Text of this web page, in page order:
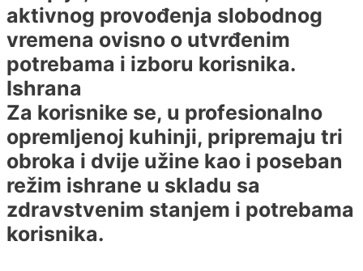
aktivnog provođenja slobodnog
vremena ovisno o utvrđenim
potrebama i izboru korisnika.
Ishrana
Za korisnike se, u profesionalno
opremljenoj kuhinji, pripremaju tri
obroka i dvije užine kao i poseban
režim ishrane u skladu sa
zdravstvenim stanjem i potrebama
korisnika.